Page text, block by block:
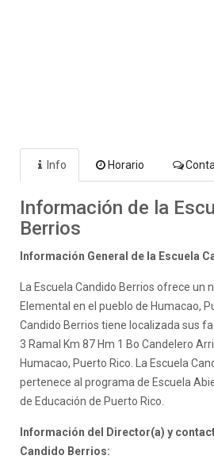
Info Horario
Información de la
Berrios
Información General de la Escuela
La Escuela Candido Berrios ofrece un
Elemental en el pueblo de Humacao,
Candido Berrios tiene localizada sus
3 Ramal Km 87 Hm 1 Bo Candelero
Humacao, Puerto Rico. La Escuela
pertenece al programa de Escuela
de Educación de Puerto Rico.
Información del Director(a) y
Candido Berrios: